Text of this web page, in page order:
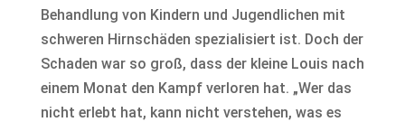
Behandlung von Kindern und Jugendlichen mit
schweren Hirnschäden spezialisiert ist. Doch der
Schaden war so groß, dass der kleine Louis nach
einem Monat den Kampf verloren hat. „Wer das
nicht erlebt hat, kann nicht verstehen, was es